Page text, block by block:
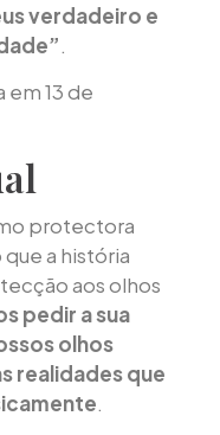
verdadeiro e
.
13 de
protectora
a história
aos olhos
pedir a sua
olhos
realidades que
.